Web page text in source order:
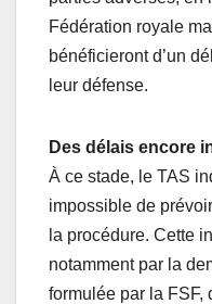
Fédération royale
bénéficieront d’un
leur défense.
Des délais encore
À ce stade, le TAS
impossible de
la procédure. Cette
notamment par la
formulée par la FSF,